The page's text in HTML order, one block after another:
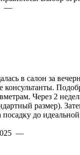
—
в салон за
консультанты.
Через 2
размер).
до
—